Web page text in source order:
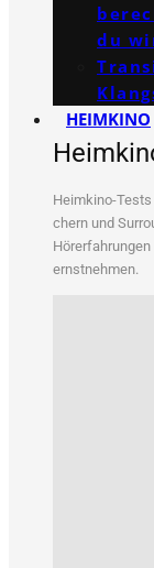
du
HEIMKINO
Heim­ki­no-
chern und
ernstnehmen.